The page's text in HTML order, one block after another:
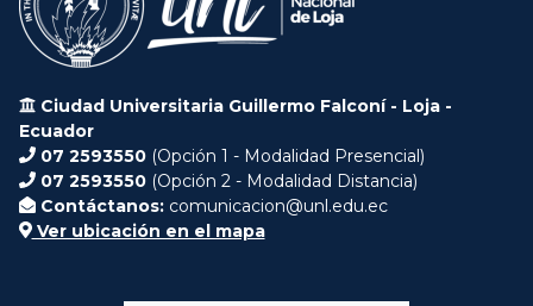
Ciudad Universitaria Guillermo Falconí - Loja -
Ecuador
07 2593550 (Opción 1 - Modalidad Presencial)
07 2593550 (Opción 2 - Modalidad Distancia)
Contáctanos: comunicacion@unl.edu.ec
Ver ubicación en el mapa